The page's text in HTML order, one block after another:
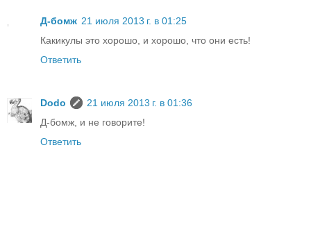
Д-бомж 21 июля 2013 г. в 01:25
Какикулы это хорошо, и хорошо, что они есть!
Ответить
Dodo
21 июля 2013 г. в 01:36
Д-бомж, и не говорите!
Ответить